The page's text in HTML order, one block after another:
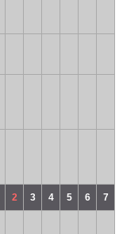
2 3 4 5 6 7